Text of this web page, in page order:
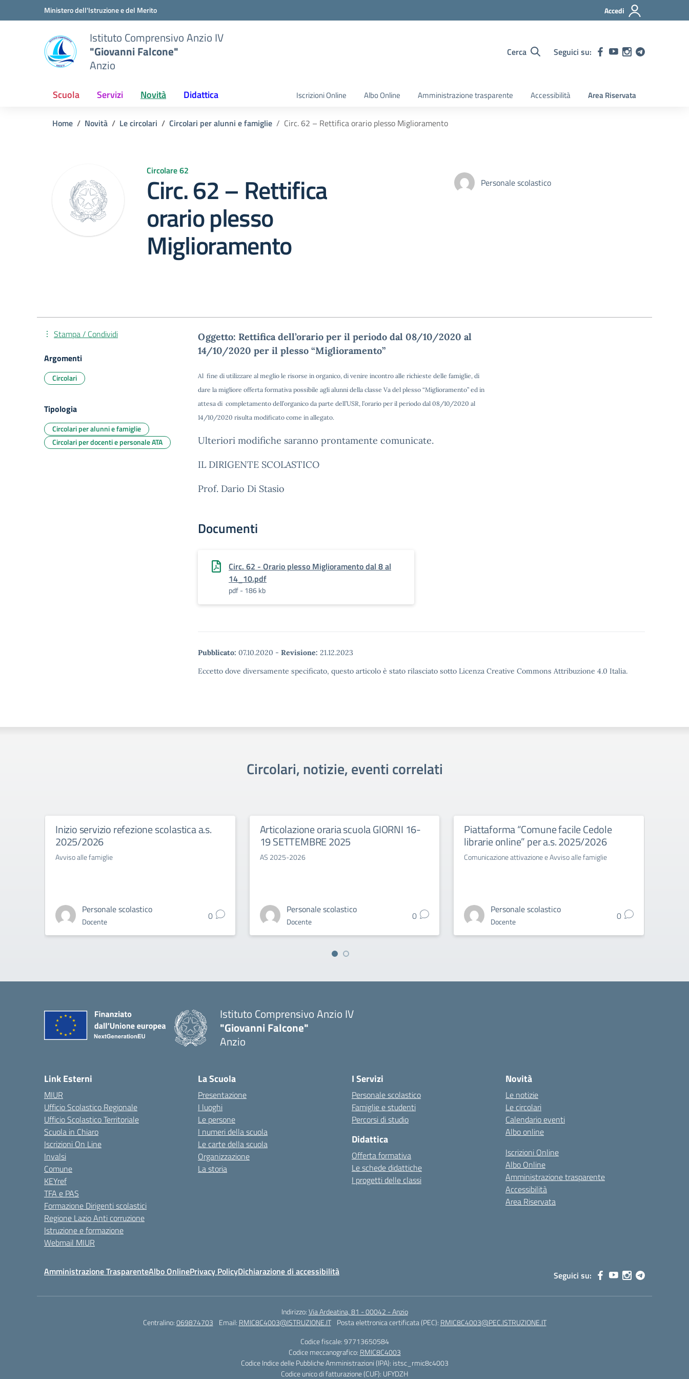
Vai ai contenuti
Vai al menu di navigazioneMinistero dell'Istruzione e del Merito Accedi
Istituto Comprensivo Anzio IV
"Giovanni Falcone"
Anzio
Cerca Seguici su:
Scuola Servizi Novità Didattica Iscrizioni Online Albo Online Amministrazione trasparente Accessibilità Area Riservata
Home Novità Le circolari Circolari per alunni e famiglie Circ. 62 – Rettifica orario plesso Miglioramento
Circolare 62
Circ. 62 – Rettifica
orario plesso
Miglioramento
Personale scolastico
Oggetto: Rettifica dell’orario per il periodo dal 08/10/2020 al
14/10/2020 per il plesso “Miglioramento”
Al fine di utilizzare al meglio le risorse in organico, di venire incontro alle richieste delle famiglie, di
dare la migliore offerta formativa possibile agli alunni della classe Va del plesso “Miglioramento” ed in
attesa di completamento dell’organico da parte dell’USR, l’orario per il periodo dal 08/10/2020 al
14/10/2020 risulta modificato come in allegato.
Ulteriori modifiche saranno prontamente comunicate.
IL DIRIGENTE SCOLASTICO
Prof. Dario Di Stasio
Documenti
Circ. 62 - Orario plesso Miglioramento dal 8 al
14_10.pdf
pdf - 186 kb
Pubblicato: 07.10.2020 - Revisione: 21.12.2023
Eccetto dove diversamente specificato, questo articolo è stato rilasciato sotto Licenza Creative Commons Attribuzione 4.0 Italia.
Stampa / Condividi
Argomenti
Circolari
Tipologia
Circolari per alunni e famiglie
Circolari per docenti e personale ATA
Circolari, notizie, eventi correlati
Inizio servizio refezione scolastica a.s.
2025/2026
Avviso alle famiglie
Personale scolastico
Docente 0
Articolazione oraria scuola GIORNI 16-
19 SETTEMBRE 2025
AS 2025-2026
Personale scolastico
Docente 0
Piattaforma “Comune facile Cedole
librarie online” per a.s. 2025/2026
Comunicazione attivazione e Avviso alle famiglie
Personale scolastico
Docente 0
Istituto Comprensivo Anzio IV
"Giovanni Falcone"
Anzio
Link Esterni
MIUR
Ufficio Scolastico Regionale
Ufficio Scolastico Territoriale
Scuola in Chiaro
Iscrizioni On Line
Invalsi
Comune
KEYref
TFA e PAS
Formazione Dirigenti scolastici
Regione Lazio Anti corruzione
Istruzione e formazione
Webmail MIUR
La Scuola
Presentazione
I luoghi
Le persone
I numeri della scuola
Le carte della scuola
Organizzazione
La storia
I Servizi
Personale scolastico
Famiglie e studenti
Percorsi di studio
Didattica
Offerta formativa
Le schede didattiche
I progetti delle classi
Novità
Le notizie
Le circolari
Calendario eventi
Albo online
Iscrizioni Online
Albo Online
Amministrazione trasparente
Accessibilità
Area Riservata
Amministrazione TrasparenteAlbo OnlinePrivacy PolicyDichiarazione di accessibilità Seguici su:
Indirizzo:Via Ardeatina, 81 - 00042 - Anzio
Centralino:069874703 Email: RMIC8C4003@ISTRUZIONE.IT Posta elettronica certificata (PEC): RMIC8C4003@PEC.ISTRUZIONE.IT
Codice fiscale: 97713650584
Codice meccanografico: RMIC8C4003
Codice Indice delle Pubbliche Amministrazioni (IPA): istsc_rmic8c4003
Codice unico di fatturazione (CUF): UFYDZH